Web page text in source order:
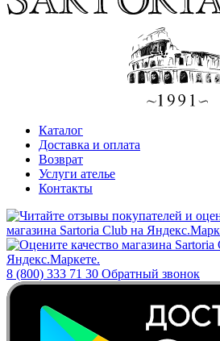
Каталог
Доставка и оплата
Возврат
Услуги ателье
Контакты
8 (800) 333 71 30 Обратный звонок